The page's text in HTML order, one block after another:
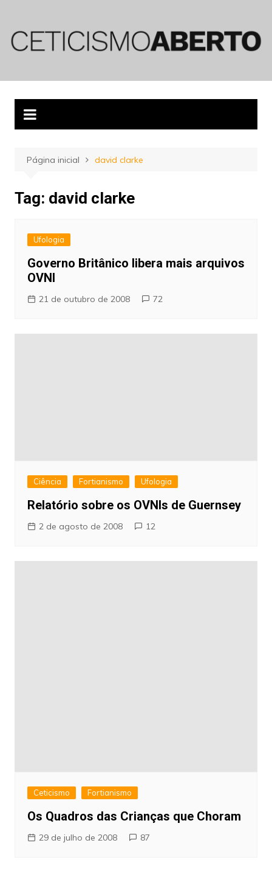
conteúdo
Página inicial david clarke
Tag: david clarke
Ufologia
Governo Britânico libera mais arquivos
OVNI
21 de outubro de 2008 72
Ciência Fortianismo Ufologia
Relatório sobre os OVNIs de Guernsey
2 de agosto de 2008 12
Ceticismo Fortianismo
Os Quadros das Crianças que Choram
29 de julho de 2008 87